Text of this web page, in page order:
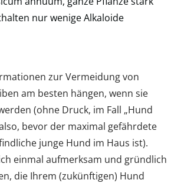
nur wenige Alkaloide
zur Vermeidung von
am besten hängen, wenn sie
(ohne Druck, im Fall „Hund
bevor der maximal gefährdete
junge Hund im Haus ist).
einmal aufmerksam und gründlich
die Ihrem (zukünftigen) Hund